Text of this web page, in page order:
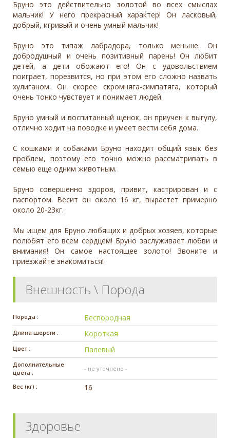
Бруно это действительно золотой во всех смыслах
мальчик! У него прекрасный характер! Он ласковый,
добрый, игривый и очень умный мальчик!
Бруно это типаж лабрадора, только меньше. Он
добродушный и очень позитивный парень! Он любит
детей, а дети обожают его! Он с удовольствием
поиграет, порезвится, но при этом его сложно назвать
хулиганом. Он скорее скромняга-симпатяга, который
очень тонко чувствует и понимает людей.
Бруно умный и воспитанный щенок, он приучен к выгулу,
отлично ходит на поводке и умеет вести себя дома.
С кошками и собаками Бруно находит общий язык без
проблем, поэтому его точно можно рассматривать в
семью еще одним животным.
Бруно совершенно здоров, привит, кастрирован и с
паспортом. Весит он около 16 кг, вырастет примерно
около 20-23кг.
Мы ищем для Бруно любящих и добрых хозяев, которые
полюбят его всем сердцем! Бруно заслуживает любви и
внимания! Он самое настоящее золото! Звоните и
приезжайте знакомиться!
Внешность \ Порода
Порода : Беспородная
Длина шерсти : Короткая
Цвет : Палевый
Дополнительные
цвета :
- не уточнено -
Вес (кг) : 16
Здоровье